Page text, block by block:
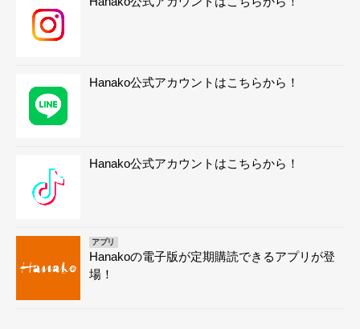
Hanako公式アカウントはこちらから！
Hanako公式アカウントはこちらから！
アプリ
Hanakoの電子版が定期購読できるアプリが登
場！